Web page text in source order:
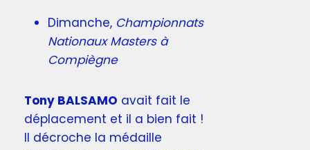
Dimanche, Championnats
Nationaux Masters à
Compiègne
Tony BALSAMO avait fait le
déplacement et il a bien fait !
Il décroche la médaille